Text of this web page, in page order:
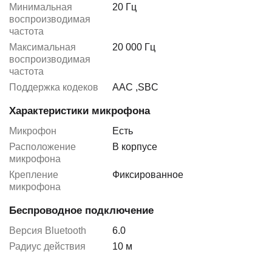
Минимальная
воспроизводимая
частота
20 Гц
Максимальная
воспроизводимая
частота
20 000 Гц
Поддержка кодеков AAC ,SBC
Характеристики микрофона
Микрофон
Есть
Расположение
микрофона
В корпусе
Крепление
микрофона
Фиксированное
Беспроводное подключение
Версия Bluetooth
6.0
Радиус действия
10 м